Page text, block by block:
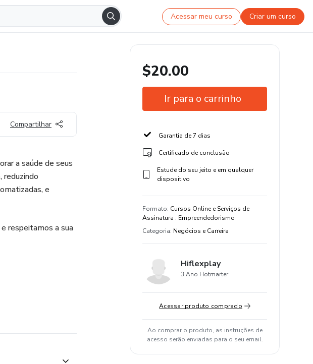
Acessar meu curso Criar um curso
Compartilhar
a saúde de seus
reduzindo
e
respeitamos a sua
$20.00
Ir para o carrinho
Garantia de 7 dias
Certificado de conclusão
Estude do seu jeito e em qualquer
dispositivo
Formato: Cursos Online e Serviços de
Assinatura . Empreendedorismo
Categoria: Negócios e Carreira
Hiflexplay
3 Ano Hotmarter
Acessar produto comprado
Ao comprar o produto, as instruções de
acesso serão enviadas para o seu email.